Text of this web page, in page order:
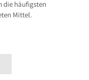
die häufigsten
Mittel.